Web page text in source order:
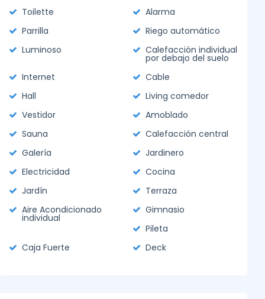
Toilette
Alarma
Parrilla
Riego automático
Luminoso
Calefacción individual
por debajo del suelo
Internet
Cable
Hall
Living comedor
Vestidor
Amoblado
Sauna
Calefacción central
Galería
Jardinero
Electricidad
Cocina
Jardín
Terraza
Aire Acondicionado
individual
Gimnasio
Pileta
Caja Fuerte
Deck